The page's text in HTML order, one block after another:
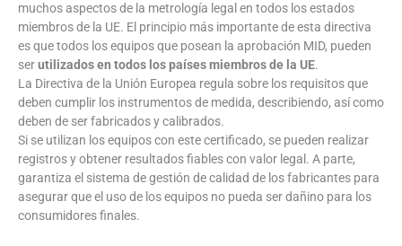
muchos aspectos de la metrología legal en todos los estados
miembros de la UE. El principio más importante de esta directiva
es que todos los equipos que posean la aprobación MID, pueden
serutilizados en todos los países miembros de la UE.
La Directiva de la Unión Europea regula sobre los requisitos que
deben cumplir los instrumentos de medida, describiendo, así como
deben de ser fabricados y calibrados.
Si se utilizan los equipos con este certificado, se pueden realizar
registros y obtener resultados fiables con valor legal. A parte,
garantiza el sistema de gestión de calidad de los fabricantes para
asegurar que el uso de los equipos no pueda ser dañino para los
consumidores finales.